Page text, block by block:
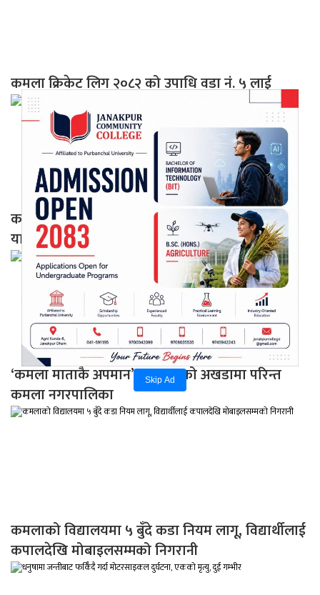
Skip Ad
कमला क्रिकेट लिग २०८२ को उपाधि वडा नं. ५ लाई
कमला नगरपालिकामा चेक वितरण प्रकरण : वडाध्यक्ष
यादवले मेयरको मौनतामाथि उठाए प्रश्न
‘कमला माताकै अपमान’: भ्रष्टाचारको अखडामा परिन्त
कमला नगरपालिका
कमलाको विद्यालयमा ५ बुँदे कडा नियम लागू, विद्यार्थीलाई
कपालदेखि मोबाइलसम्मको निगरानी